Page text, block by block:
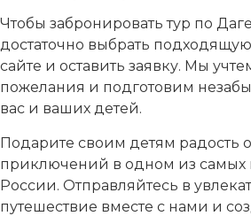
Чтобы забронировать тур по
достаточно выбрать
сайте и оставить заявку. Мы
пожелания и подготовим
вас и ваших детей.
Подарите своим детям радость
приключений в одном из самых
России. Отправляйтесь в
путешествие вместе с нами и